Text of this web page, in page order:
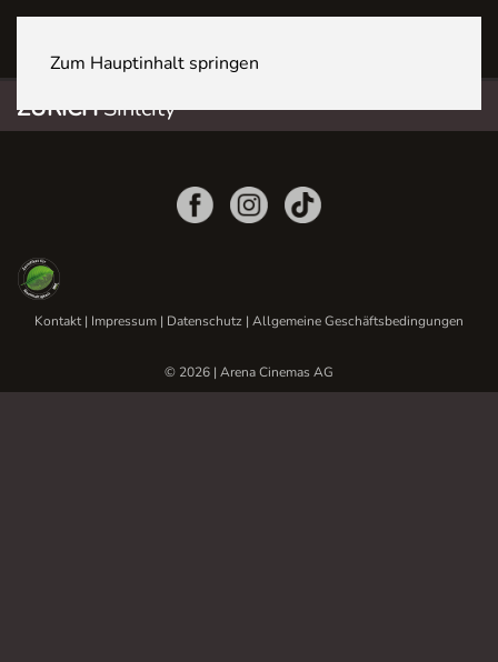
Zum Hauptinhalt springen
ZÜRICHSihlcity
Kontakt| Impressum | Datenschutz | Allgemeine Geschäftsbedingungen
© 2026 | Arena Cinemas AG